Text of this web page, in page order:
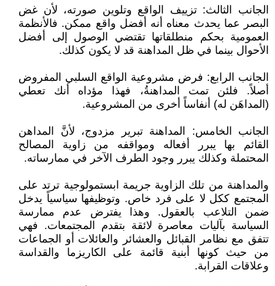
الجانب الثالث: تزييف الواقع وتلوين صورته، لأن غض
البصر عما يحدث معناه أنه أفضل واقع ممكن. فالأنظمة
العمومية بحكم منطلقاتها تقتضي الوصول إلى أفضل
الأحوال بينما في ظل المداهنة قد لا يكون كذلك.
الجانب الرابع: فرض مشروعية الواقع السلبي المفروض
أصلاً. فلئن تمت المداهنةُ، فهذا مؤداه أنك تعطي
(المداهَن له) أنفاساً أخرى من المشروعية.
الجانب الخامس: المداهنة تبرير مزدوج، لأنَّ المداهن
القائم بها يبرر أفعاله ومواقفه من زاوية المصالح
المحتملة وكذلك يبرر وجود الطرف الآخر في ممارساته.
والمداهنة من تلك الزاوية جريمة ابستمولوجية ترتد على
المجتمع ككل لا على فرد خاص. وتوظيفها سياسياً يدخل
ضمن التلاعب بالعقول. وهذا يفترض عدم ممارسة
السياسة بآليات معاصرة لائقة بتقدم المجتمعات. فهي
تتفق مع نظامر القبائل والعشائر والعائلات أو الجماعات
من حيث كونها أبنية قائمة على الكاريزما والقداسة
وعلاقات القرابة.